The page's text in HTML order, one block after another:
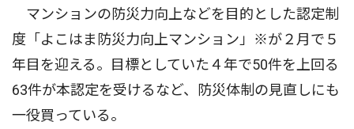
マンションの防災力向上などを目的とした認定制
度「よこはま防災力向上マンション」※が２月で５
年目を迎える。目標としていた４年で50件を上回る
63件が本認定を受けるなど、防災体制の見直しにも
一役買っている。